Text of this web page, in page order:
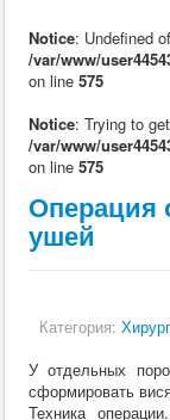
Птицы
Ветеринария
Разведение
Рыбы
Кормление
Прочие
Пушные
Notice: Undefined
/var/www/
on line 575
Notice: Trying to
/var/www/
on line 575
Операция
ушей
Категория:
У отдельных
сформировать
Техника